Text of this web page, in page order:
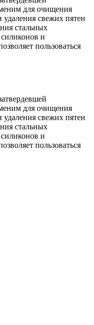
для очищения
удаления свежих пятен
стальных
и
пользоваться
для очищения
удаления свежих пятен
стальных
и
пользоваться